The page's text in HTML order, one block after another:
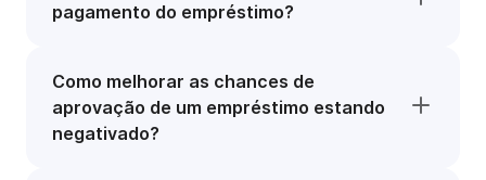
pagamento do empréstimo?
Como melhorar as chances de
aprovação de um empréstimo estando
negativado?